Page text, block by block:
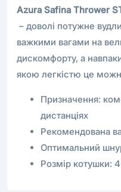
Azura Safina Thrower
– доволі потужне
важкими вагами на
дискомфорту, а
якою легкістю це
Призначення:
дистанціях
Рекомендована
Оптимальний
Розмір котушки: